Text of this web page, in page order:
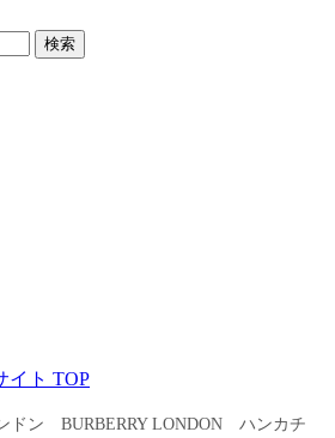
イト TOP
ドン BURBERRY LONDON ハンカチ